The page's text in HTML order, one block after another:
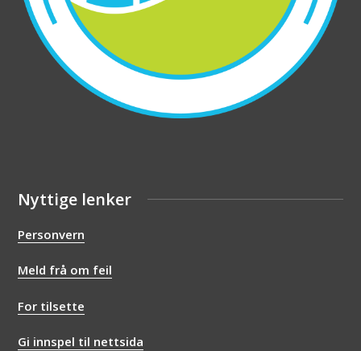
Nyttige lenker
Personvern
Meld frå om feil
For tilsette
Gi innspel til nettsida